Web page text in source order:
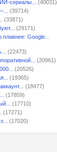
сериалы...
(40031)
(39714)
(33871)
(29171)
Google...
(22473)
(20961)
(20526)
(19365)
(18477)
(17859)
(17710)
(17271)
(17020)